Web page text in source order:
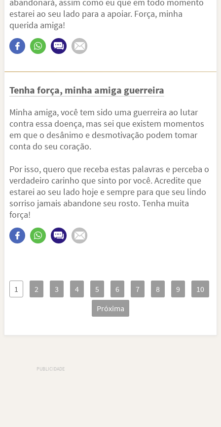
estarei ao seu lado para a apoiar. Força, minha
querida amiga!
Tenha força, minha amiga guerreira
Minha amiga, você tem sido uma guerreira ao lutar
contra essa doença, mas sei que existem momentos
em que o desânimo e desmotivação podem tomar
conta do seu coração.
Por isso, quero que receba estas palavras e perceba o
verdadeiro carinho que sinto por você. Acredite que
estarei ao seu lado hoje e sempre para que seu lindo
sorriso jamais abandone seu rosto. Tenha muita
força!
1 2 3 4 5 6 7 8 9
10
Próxima